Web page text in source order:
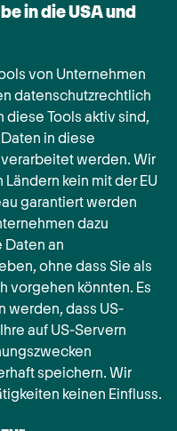
in die USA und
von Unternehmen
datenschutzrechtlich
diese Tools aktiv sind,
in diese
werden. Wir
kein mit der EU
garantiert werden
dazu
an
ohne dass Sie als
vorgehen könnten. Es
werden, dass US-
auf US-Servern
speichern. Wir
keinen Einfluss.